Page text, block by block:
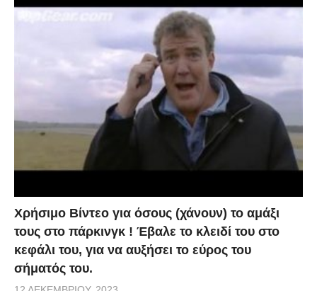
Χρήσιμο Βίντεο για όσους (χάνουν) το αμάξι
τους στο πάρκινγκ ! Έβαλε το κλειδί του στο
κεφάλι του, για να αυξήσει το εύρος του
σήματός του.